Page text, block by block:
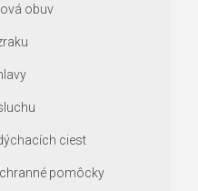
obuv
ciest
pomôcky